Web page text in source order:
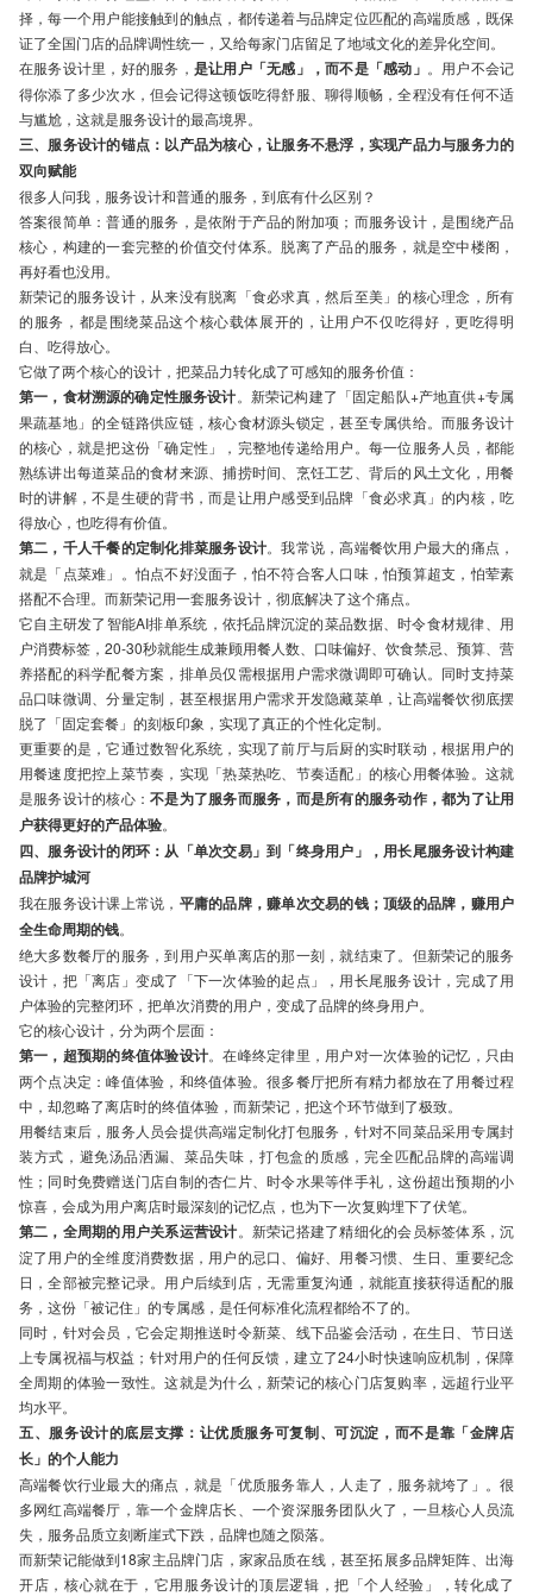
择，每一个用户能接触到的触点，都传递着与品牌定位匹配的高端质感，既保
证了全国门店的品牌调性统一，又给每家门店留足了地域文化的差异化空间。
在服务设计里，好的服务， 是让用户「无感」，而不是「感动」 。用户不会记
得你添了多少次水，但会记得这顿饭吃得舒服、聊得顺畅，全程没有任何不适
与尴尬，这就是服务设计的最高境界。
三、服务设计的锚点：以产品为核心，让服务不悬浮，实现产品力与服务力的
双向赋能
很多人问我，服务设计和普通的服务，到底有什么区别？
答案很简单：普通的服务，是依附于产品的附加项；而服务设计，是围绕产品
核心，构建的一套完整的价值交付体系。脱离了产品的服务，就是空中楼阁，
再好看也没用。
新荣记的服务设计，从来没有脱离「食必求真，然后至美」的核心理念，所有
的服务，都是围绕菜品这个核心载体展开的，让用户不仅吃得好，更吃得明
白、吃得放心。
它做了两个核心的设计，把菜品力转化成了可感知的服务价值：
第一，食材溯源的确定性服务设计。新荣记构建了「固定船队+产地直供+专属
果蔬基地」的全链路供应链，核心食材源头锁定，甚至专属供给。而服务设计
的核心，就是把这份「确定性」，完整地传递给用户。每一位服务人员，都能
熟练讲出每道菜品的食材来源、捕捞时间、烹饪工艺、背后的风土文化，用餐
时的讲解，不是生硬的背书，而是让用户感受到品牌「食必求真」的内核，吃
得放心，也吃得有价值。
第二，千人千餐的定制化排菜服务设计。我常说，高端餐饮用户最大的痛点，
就是「点菜难」。怕点不好没面子，怕不符合客人口味，怕预算超支，怕荤素
搭配不合理。而新荣记用一套服务设计，彻底解决了这个痛点。
它自主研发了智能AI排单系统，依托品牌沉淀的菜品数据、时令食材规律、用
户消费标签，20-30秒就能生成兼顾用餐人数、口味偏好、饮食禁忌、预算、营
养搭配的科学配餐方案，排单员仅需根据用户需求微调即可确认。同时支持菜
品口味微调、分量定制，甚至根据用户需求开发隐藏菜单，让高端餐饮彻底摆
脱了「固定套餐」的刻板印象，实现了真正的个性化定制。
更重要的是，它通过数智化系统，实现了前厅与后厨的实时联动，根据用户的
用餐速度把控上菜节奏，实现「热菜热吃、节奏适配」的核心用餐体验。这就
是服务设计的核心：不是为了服务而服务，而是所有的服务动作，都为了让用
户获得更好的产品体验。
四、服务设计的闭环：从「单次交易」到「终身用户」，用长尾服务设计构建
品牌护城河
我在服务设计课上常说， 平庸的品牌，赚单次交易的钱；顶级的品牌，赚用户
全生命周期的钱。
绝大多数餐厅的服务，到用户买单离店的那一刻，就结束了。但新荣记的服务
设计，把「离店」变成了「下一次体验的起点」，用长尾服务设计，完成了用
户体验的完整闭环，把单次消费的用户，变成了品牌的终身用户。
它的核心设计，分为两个层面：
第一，超预期的终值体验设计。在峰终定律里，用户对一次体验的记忆，只由
两个点决定：峰值体验，和终值体验。很多餐厅把所有精力都放在了用餐过程
中，却忽略了离店时的终值体验，而新荣记，把这个环节做到了极致。
用餐结束后，服务人员会提供高端定制化打包服务，针对不同菜品采用专属封
装方式，避免汤品洒漏、菜品失味，打包盒的质感，完全匹配品牌的高端调
性；同时免费赠送门店自制的杏仁片、时令水果等伴手礼，这份超出预期的小
惊喜，会成为用户离店时最深刻的记忆点，也为下一次复购埋下了伏笔。
第二，全周期的用户关系运营设计。新荣记搭建了精细化的会员标签体系，沉
淀了用户的全维度消费数据，用户的忌口、偏好、用餐习惯、生日、重要纪念
日，全部被完整记录。用户后续到店，无需重复沟通，就能直接获得适配的服
务，这份「被记住」的专属感，是任何标准化流程都给不了的。
同时，针对会员，它会定期推送时令新菜、线下品鉴会活动，在生日、节日送
上专属祝福与权益；针对用户的任何反馈，建立了24小时快速响应机制，保障
全周期的体验一致性。这就是为什么，新荣记的核心门店复购率，远超行业平
均水平。
五、服务设计的底层支撑：让优质服务可复制、可沉淀，而不是靠「金牌店
长」的个人能力
高端餐饮行业最大的痛点，就是「优质服务靠人，人走了，服务就垮了」。很
多网红高端餐厅，靠一个金牌店长、一个资深服务团队火了，一旦核心人员流
失，服务品质立刻断崖式下跌，品牌也随之陨落。
而新荣记能做到18家主品牌门店，家家品质在线，甚至拓展多品牌矩阵、出海
开店，核心就在于，它用服务设计的顶层逻辑，把「个人经验」，转化成了